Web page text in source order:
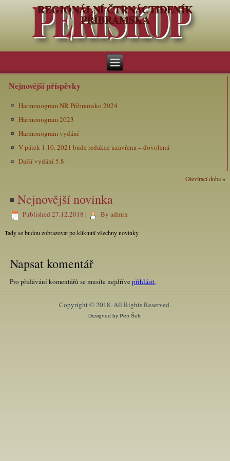
REGIONÁLNÍ ČTRNÁCTIDENÍK
PŘÍBRAMSKA
Nejnovější příspěvky
Harmonogram NR Příbramsko 2024
Harmonogram 2023
Harmonogram vydání
V pátek 1.10. 2021 bude redakce uzavřena – dovolená
Další vydání 5.8.
Otevírací doba»
Nejnovější novinka
Published 27.12.2018 | By admin
Tady se budou zobrazovat po kliknutí všechny novinky
Napsat komentář
Pro přidávání komentářů se musíte nejdřívepřihlásit.
Copyright © 2018. All Rights Reserved.
Designed by Petr Šefr.